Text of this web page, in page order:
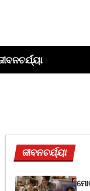
ଜୀବନଚର୍ଯ୍ୟା